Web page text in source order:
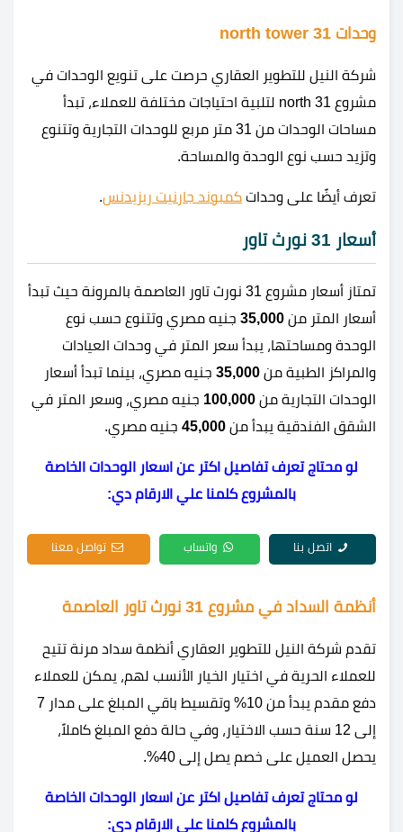
وحدات 31 north tower
شركة النيل للتطوير العقاري حرصت على تنويع الوحدات في
مشروع 31 north لتلبية احتياجات مختلفة للعملاء، تبدأ
مساحات الوحدات من 31 متر مربع للوحدات التجارية وتتنوع
وتزيد حسب نوع الوحدة والمساحة.
تعرف أيضًا على وحدات كمبوند جارنيت ريزيدنس.
أسعار 31 نورث تاور
تمتاز أسعار مشروع 31 نورث تاور العاصمة بالمرونة حيث تبدأ
أسعار المتر من 35,000 جنيه مصري وتتنوع حسب نوع
الوحدة ومساحتها، يبدأ سعر المتر في وحدات العيادات
والمراكز الطبية من 35,000 جنيه مصري، بينما تبدأ أسعار
الوحدات التجارية من 100,000 جنيه مصري، وسعر المتر في
الشقق الفندقية يبدأ من 45,000 جنيه مصري.
لو محتاج تعرف تفاصيل اكتر عن اسعار الوحدات الخاصة
بالمشروع كلمنا علي الارقام دي:
اتصل بنا واتساب تواصل معنا
أنظمة السداد في مشروع 31 نورث تاور العاصمة
تقدم شركة النيل للتطوير العقاري أنظمة سداد مرنة تتيح
للعملاء الحرية في اختيار الخيار الأنسب لهم، يمكن للعملاء
دفع مقدم يبدأ من 10% وتقسيط باقي المبلغ على مدار 7
إلى 12 سنة حسب الاختيار، وفي حالة دفع المبلغ كاملاً،
يحصل العميل على خصم يصل إلى 40%.
لو محتاج تعرف تفاصيل اكتر عن اسعار الوحدات الخاصة
بالمشروع كلمنا علي الارقام دي: